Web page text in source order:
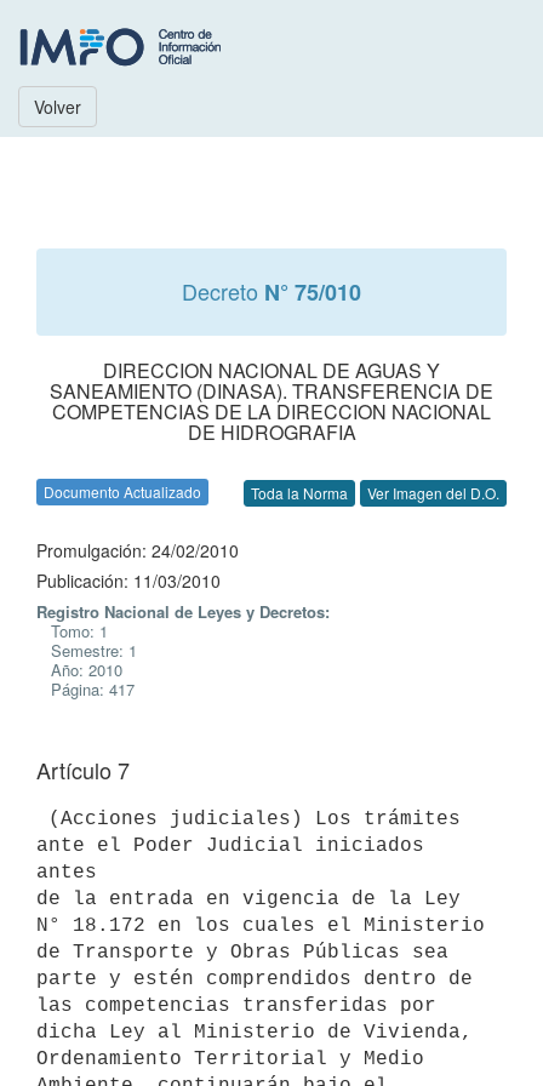
Volver
Decreto N° 75/010
DIRECCION NACIONAL DE AGUAS Y
SANEAMIENTO (DINASA). TRANSFERENCIA DE
COMPETENCIAS DE LA DIRECCION NACIONAL
DE HIDROGRAFIA
Documento Actualizado Toda la Norma Ver Imagen del D.O.
Promulgación: 24/02/2010
Publicación: 11/03/2010
Registro Nacional de Leyes y Decretos:
Tomo: 1
Semestre: 1
Año: 2010
Página: 417
Artículo 7
ante el Poder Judicial iniciados
antes
de la entrada en vigencia de la Ley
N° 18.172 en los cuales el Ministerio
de Transporte y Obras Públicas sea
parte y estén comprendidos dentro de
las competencias transferidas por
dicha Ley al Ministerio de Vivienda,
Ordenamiento Territorial y Medio